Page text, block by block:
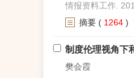
情报资料工作.
摘要 ( 1264 )
制度伦理视角下
樊会霞